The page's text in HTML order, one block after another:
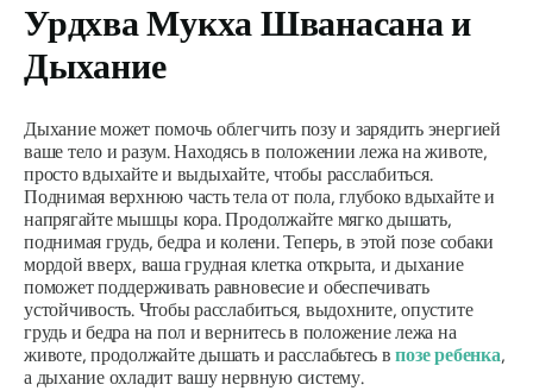
Урдхва Мукха Шванасанаи
Дыхание
Дыхание может помочь облегчить позу и зарядить энергией
ваше тело и разум. Находясь в положении лежа на животе,
просто вдыхайте и выдыхайте, чтобы расслабиться.
Поднимая верхнюю часть тела от пола, глубоко вдыхайте и
напрягайте мышцы кора. Продолжайте мягко дышать,
поднимая грудь, бедра и колени. Теперь, в этой позе собаки
мордой вверх, ваша грудная клетка открыта, и дыхание
поможет поддерживать равновесие и обеспечивать
устойчивость. Чтобы расслабиться, выдохните, опустите
грудь и бедра на пол и вернитесь в положение лежа на
животе, продолжайте дышать и расслабьтесь впозе ребенка,
а дыхание охладит вашу нервную систему.